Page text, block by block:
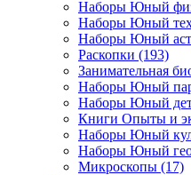
Наборы Юный
Наборы Юный
Наборы Юный
Раскопки (193)
Занимательная
Наборы Юный
Наборы Юный
Книги Опыты и
Наборы Юный
Наборы Юный
Микроскопы (17)